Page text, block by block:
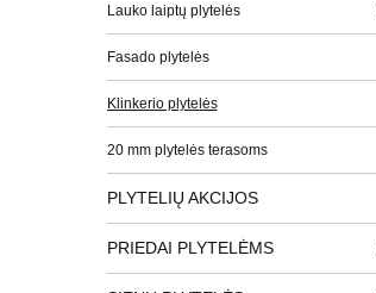
Lauko laiptų plytelės
Fasado plytelės
Klinkerio plytelės
20 mm plytelės terasoms
PLYTELIŲ AKCIJOS
PRIEDAI PLYTELĖMS